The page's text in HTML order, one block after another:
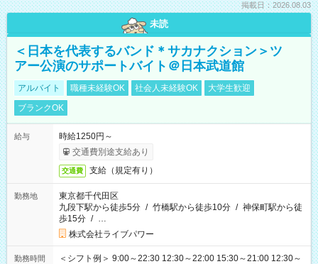
掲載日：2026.08.03
未読
＜日本を代表するバンド＊サカナクション＞ツ
アー公演のサポートバイト＠日本武道館
アルバイト 職種未経験OK 社会人未経験OK
大学生歓迎
ブランクOK
給与
時給1250円～
交通費別途支給あり
交通費 支給（規定有り）
勤務地
東京都千代田区
九段下駅から徒歩5分 / 竹橋駅から徒歩10分 / 神保町駅から徒
歩15分 / …
株式会社ライブパワー
勤務時間
＜シフト例＞ 9:00～22:30 12:30～22:00 15:30～21:00 12:30～